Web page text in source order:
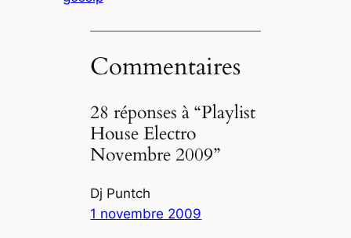
Commentaires
28 réponses à “Playlist
House Electro
Novembre 2009”
Dj Puntch
1 novembre 2009